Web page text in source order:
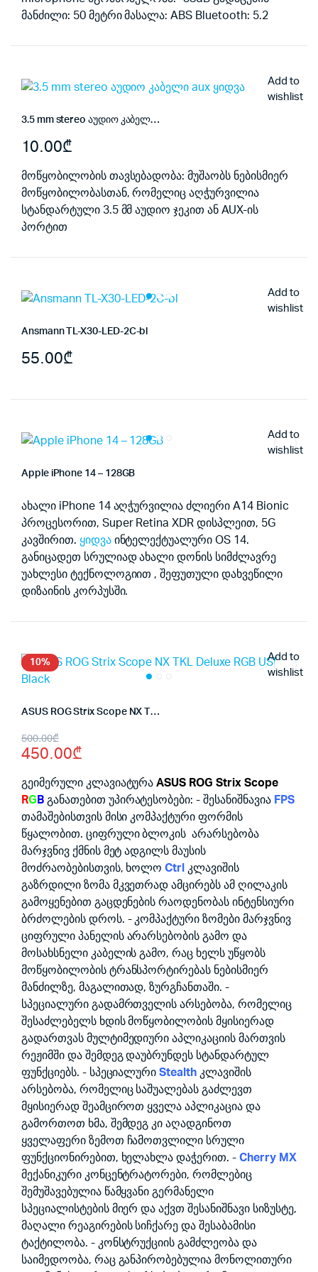
მანძილი: 50 მეტრიმასალა: ABS Bluetooth: 5.2
Add to
wishlist
3.5 mm stereo აუდიო კაბელი aux ყიდვა
10.00₾
მოწყობილობის თავსებადობა: მუშაობს ნებისმიერ
მოწყობილობასთან, რომელიც აღჭურვილია
სტანდარტული 3.5 მმ აუდიო ჯეკით ან AUX-ის
პორტით
Add to
wishlist
Ansmann TL-X30-LED-2C-bl
55.00₾
Add to
wishlist
Apple iPhone 14 – 128GB
ახალი iPhone 14 აღჭურვილია ძლიერი A14 Bionic
პროცესორით, Super Retina XDR დისპლეით, 5G
კავშირით. ყიდვაინტელექტუალური OS 14.
განიცადეთ სრულიად ახალი დონის სიმძლავრე
უახლესი ტექნოლოგიით , შეფუთული დახვეწილი
დიზაინის კორპუსში.
10%
Add to
wishlist
ASUS ROG Strix Scope NX TKL Deluxe RGB USB Black
500.00₾
Original
price
was:
500.00₾.
450.00₾
Current
price
is:
450.00₾.
გეიმერული კლავიატურაASUS ROG Strix Scope
RG Bგანათებით უპირატესობები: - შესანიშნავია FPS
თამაშებისთვის მისი კომპაქტური ფორმის
წყალობით. ციფრული ბლოკის არარსებობა
მარჯვნივ ქმნის მეტ ადგილს მაუსის
მოძრაობებისთვის, ხოლოCtrl კლავიშის
გაზრდილი ზომა მკვეთრად ამცირებს ამ ღილაკის
გამოყენებით გაცდენების რაოდენობას ინტენსიური
ბრძოლების დროს. - კომპაქტური ზომები მარჯვნივ
ციფრული პანელის არარსებობის გამო და
მოსახსნელი კაბელის გამო, რაც ხელს უწყობს
მოწყობილობის ტრანსპორტირებას ნებისმიერ
მანძილზე, მაგალითად, ზურგჩანთაში. -
სპეციალური გადამრთველის არსებობა, რომელიც
შესაძლებელს ხდის მოწყობილობის მყისიერად
გადართვას მულტიმედიური აპლიკაციის მართვის
რეჟიმში და შემდეგ დაუბრუნდეს სტანდარტულ
ფუნქციებს. - სპეციალურიStealth კლავიშის
არსებობა, რომელიც საშუალებას გაძლევთ
მყისიერად შეამციროთ ყველა აპლიკაცია და
გამორთოთ ხმა, შემდეგ კი აღადგინოთ
ყველაფერი ზემოთ ჩამოთვლილი სრული
ფუნქციონირებით, ხელახლა დაჭერით. - Cherry MX
მექანიკური კონცენტრატორები, რომლებიც
შემუშავებულია წამყვანი გერმანელი
სპეციალისტების მიერ და აქვთ შესანიშნავი სიზუსტე,
მაღალი რეაგირების სიჩქარე და შესაბამისი
ტაქტილობა. - კონსტრუქციის გამძლეობა და
საიმედოობა, რაც განპირობებულია მონოლითური